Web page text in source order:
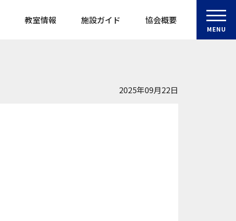
教室情報 施設ガイド 協会概要
MENU
2025年09月22日